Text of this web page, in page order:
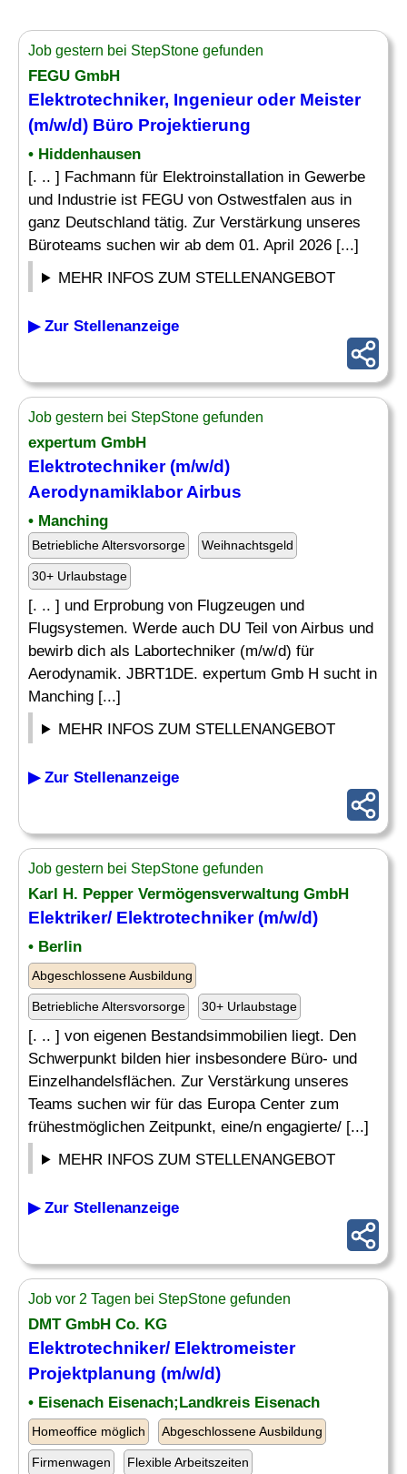
Job gestern bei StepStone gefunden
FEGU GmbH
Elektrotechniker, Ingenieur oder Meister
(m/w/d) Büro Projektierung
• Hiddenhausen
[. .. ] Fachmann für Elektroinstallation in Gewerbe
und Industrie ist FEGU von Ostwestfalen aus in
ganz Deutschland tätig. Zur Verstärkung unseres
Büroteams suchen wir ab dem 01. April 2026 [...]
MEHR INFOS ZUM STELLENANGEBOT
▶ Zur Stellenanzeige
Job gestern bei StepStone gefunden
expertum GmbH
Elektrotechniker(m/w/d)
Aerodynamiklabor Airbus
• Manching
Betriebliche Altersvorsorge Weihnachtsgeld
30+ Urlaubstage
[. .. ] und Erprobung von Flugzeugen und
Flugsystemen. Werde auch DU Teil von Airbus und
bewirb dich als Labortechniker (m/w/d) für
Aerodynamik. JBRT1DE. expertum Gmb H sucht in
Manching [...]
MEHR INFOS ZUM STELLENANGEBOT
▶ Zur Stellenanzeige
Job gestern bei StepStone gefunden
Karl H. Pepper Vermögensverwaltung GmbH
Elektriker/ Elektrotechniker(m/w/d)
• Berlin
Abgeschlossene Ausbildung
Betriebliche Altersvorsorge 30+ Urlaubstage
[. .. ] von eigenen Bestandsimmobilien liegt. Den
Schwerpunkt bilden hier insbesondere Büro- und
Einzelhandelsflächen. Zur Verstärkung unseres
Teams suchen wir für das Europa Center zum
frühestmöglichen Zeitpunkt, eine/n engagierte/ [...]
MEHR INFOS ZUM STELLENANGEBOT
▶ Zur Stellenanzeige
Job vor 2 Tagen bei StepStone gefunden
DMT GmbH Co. KG
Elektrotechniker/ Elektromeister
Projektplanung (m/w/d)
• Eisenach Eisenach;Landkreis Eisenach
Homeoffice möglich Abgeschlossene Ausbildung
Firmenwagen Flexible Arbeitszeiten